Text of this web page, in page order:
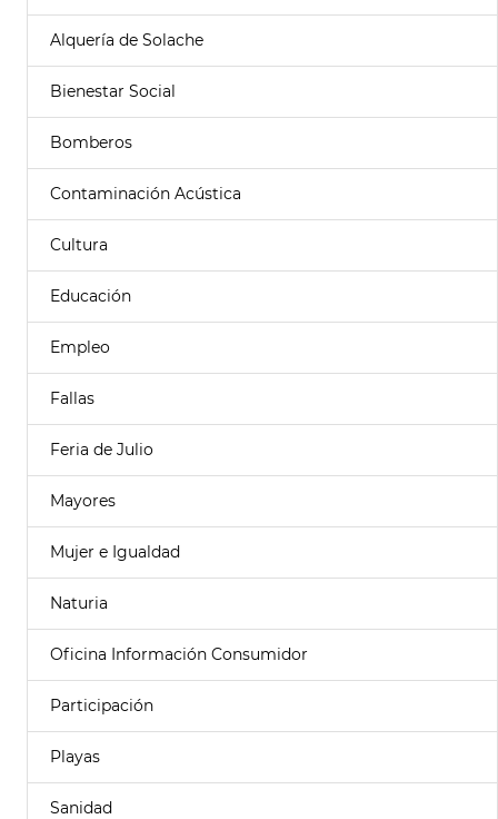
Alquería de Solache
Bienestar Social
Bomberos
Contaminación Acústica
Cultura
Educación
Empleo
Fallas
Feria de Julio
Mayores
Mujer e Igualdad
Naturia
Oficina Información Consumidor
Participación
Playas
Sanidad